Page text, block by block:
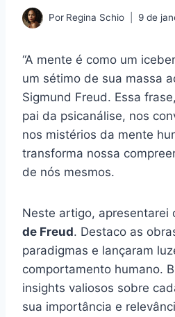
Por Regina Schio 9 de
“A mente é como um
um sétimo de sua massa
Sigmund Freud. Essa
pai da psicanálise, nos
nos mistérios da mente
transforma nossa
de nós mesmos.
Neste artigo, apresentarei
de Freud. Destaco as
paradigmas e lançaram
comportamento humano.
insights valiosos sobre
sua importância e